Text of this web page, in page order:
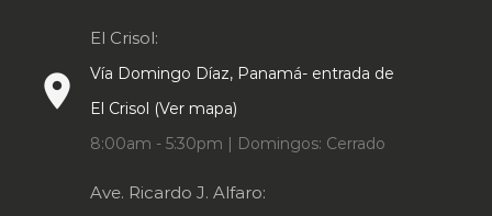
place
El Crisol:
Vía Domingo Díaz, Panamá- entrada de
El Crisol (Ver mapa)
8:00am - 5:30pm | Domingos: Cerrado
Ave. Ricardo J. Alfaro: